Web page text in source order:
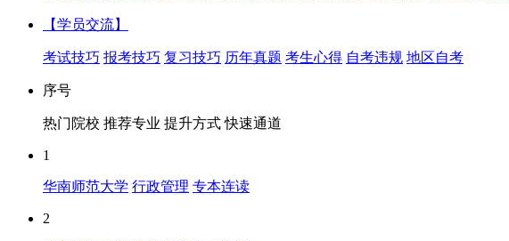
【学员交流】
考试技巧 报考技巧 复习技巧 历年真题 考生心得 自考违规 地区自考
序号
热门院校 推荐专业 提升方式 快速通道
1
华南师范大学 行政管理 专本连读
2